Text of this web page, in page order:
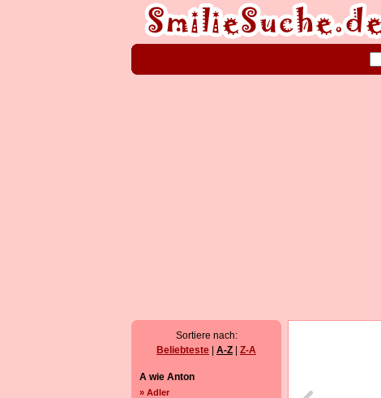
Sortiere nach:
Beliebteste
A-Z Z-A
A wie Anton
» Adler